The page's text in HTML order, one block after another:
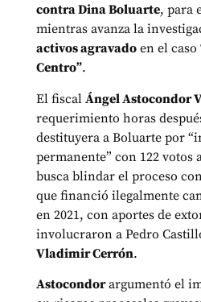
contra Dina Boluarte, para
mientras avanza la
activos agravado en el caso
Centro”.
El fiscal Ángel Astocondor
requerimiento horas
destituyera a Boluarte por
permanente” con 122 votos
busca blindar el proceso
que financió ilegalmente
en 2021, con aportes de
involucraron a Pedro
Vladimir Cerrón.
Astocondorargumentó el